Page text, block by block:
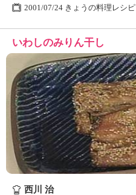
2001/07/24 きょうの料理レシピ
いわしのみりん干し
西川 治